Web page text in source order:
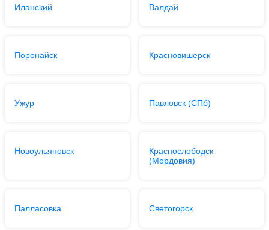
Иланский Валдай
Поронайск Красновишерск
Ужур Павловск (СПб)
Новоульяновск
Краснослободск
(Мордовия)
Палласовка Светогорск